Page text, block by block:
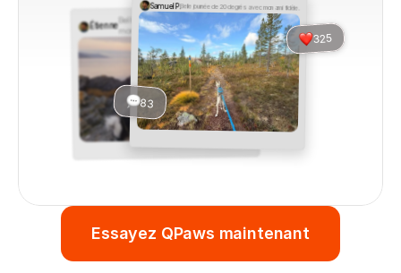
Samuel P.Belle journée de 20 degrés avec mon ami fidèle.
Étienne
Belle journée de 20 degrés avec
mon ami fidèle.
325
83
Essayez QPaws maintenant